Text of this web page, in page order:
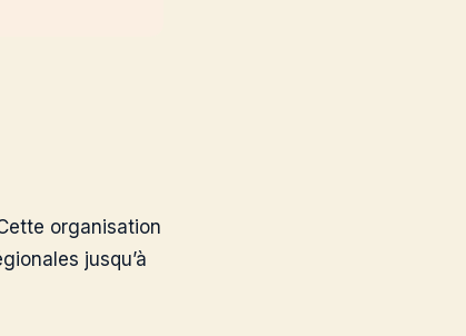
organisation
jusqu’à